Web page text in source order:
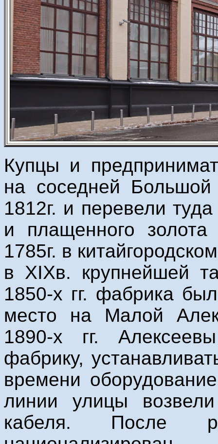
Купцы и
на соседней Большой
1812г. и перевели
и плащенного
1785г. в
в XIXв. крупнейшей
1850-х гг. фабрика
место на Малой
1890-х гг.
фабрику,
времени
линии улицы
кабеля. После